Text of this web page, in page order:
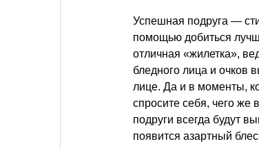
Успешная подруга —
помощью добиться
отличная «жилетка»,
бледного лица и очков
лице. Да и в моменты,
спросите себя, чего
подруги всегда будут
появится азартный